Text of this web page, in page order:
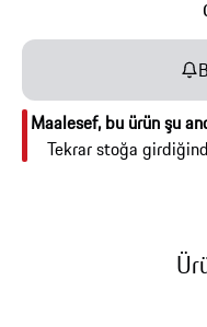
Maalesef, bu ürün şu
Tekrar stoğa